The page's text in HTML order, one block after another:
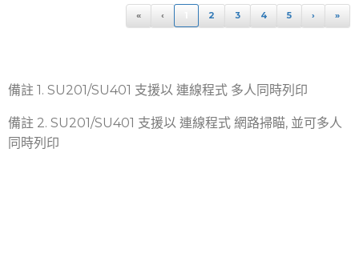
« ‹ 2 3 4 5 › »
備註 1. SU201/SU401 支援以 連線程式 多人同時列印
備註 2. SU201/SU401 支援以 連線程式 網路掃瞄, 並可多人
同時列印